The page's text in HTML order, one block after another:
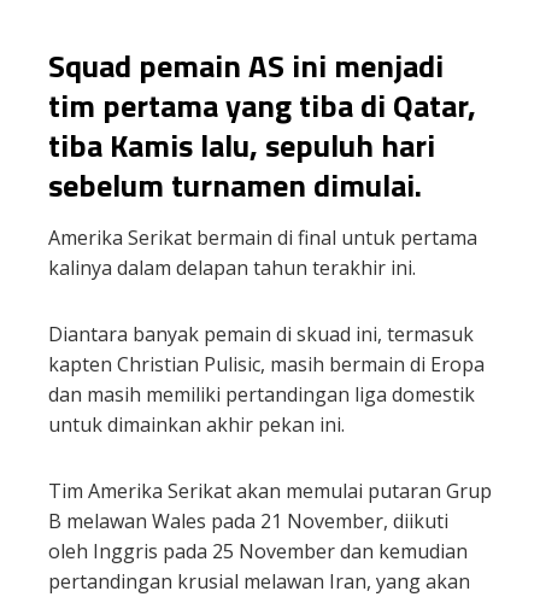
Squad pemain AS ini menjadi
tim pertama yang tiba di Qatar,
tiba Kamis lalu, sepuluh hari
sebelum turnamen dimulai.
Amerika Serikat bermain di final untuk pertama
kalinya dalam delapan tahun terakhir ini.
Diantara banyak pemain di skuad ini, termasuk
kapten Christian Pulisic, masih bermain di Eropa
dan masih memiliki pertandingan liga domestik
untuk dimainkan akhir pekan ini.
Tim Amerika Serikat akan memulai putaran Grup
B melawan Wales pada 21 November, diikuti
oleh Inggris pada 25 November dan kemudian
pertandingan krusial melawan Iran, yang akan